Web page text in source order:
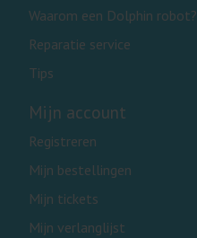
Waarom een Dolphin robot?
Reparatie service
Tips
Mijn account
Registreren
Mijn bestellingen
Mijn tickets
Mijn verlanglijst